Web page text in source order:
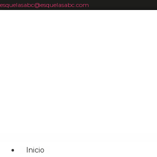
esquelasabc@esquelasabc.com
Inicio